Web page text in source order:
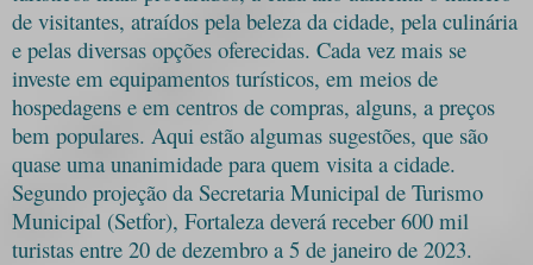
de visitantes, atraídos pela beleza da cidade, pela culinária
e pelas diversas opções oferecidas. Cada vez mais se
investe em equipamentos turísticos, em meios de
hospedagens e em centros de compras, alguns, a preços
bem populares. Aqui estão algumas sugestões, que são
quase uma unanimidade para quem visita a cidade.
Segundo projeção da Secretaria Municipal de Turismo
Municipal (Setfor), Fortaleza deverá receber 600 mil
turistas entre 20 de dezembro a 5 de janeiro de 2023.